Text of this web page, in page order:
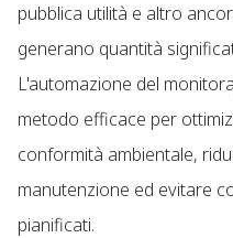
pubblica utilità e altro
generano quantità
L'automazione del
metodo efficace per
conformità ambientale,
manutenzione ed evitare
pianificati.